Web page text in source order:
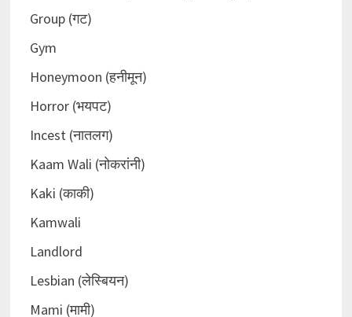
Group (गट)
Gym
Honeymoon (हनीमून)
Horror (भयपट)
Incest (नातलग)
Kaam Wali (नोकरांनी)
Kaki (काकी)
Kamwali
Landlord
Lesbian (लेस्बियन)
Mami (मामी)